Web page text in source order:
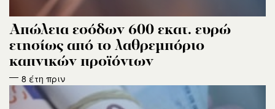
Απώλεια εσόδων 600 εκατ. ευρώ
ετησίως από το λαθρεμπόριο
καπνικών προϊόντων
8 έτη πριν